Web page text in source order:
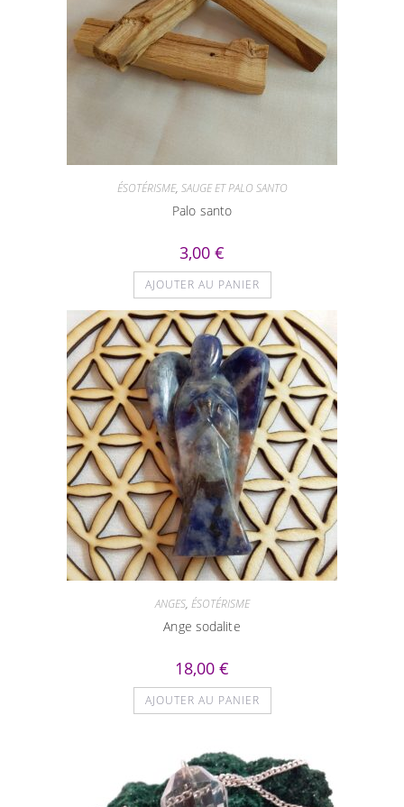
ÉSOTÉRISME, SAUGE ET PALO SANTO
Palo santo
3,00 €
AJOUTER AU PANIER
ANGES, ÉSOTÉRISME
Ange sodalite
18,00 €
AJOUTER AU PANIER